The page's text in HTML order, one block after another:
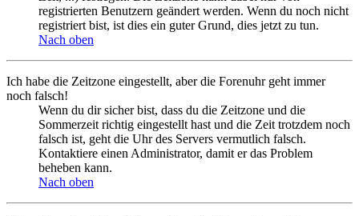
registrierten Benutzern geändert werden. Wenn du noch nicht
registriert bist, ist dies ein guter Grund, dies jetzt zu tun.
Nach oben
Ich habe die Zeitzone eingestellt, aber die Forenuhr geht immer
noch falsch!
Wenn du dir sicher bist, dass du die Zeitzone und die
Sommerzeit richtig eingestellt hast und die Zeit trotzdem noch
falsch ist, geht die Uhr des Servers vermutlich falsch.
Kontaktiere einen Administrator, damit er das Problem
beheben kann.
Nach oben